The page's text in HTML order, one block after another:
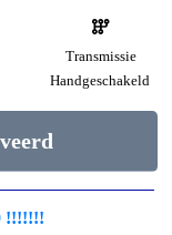
Transmissie
Handgeschakeld